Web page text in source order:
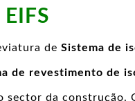
de Sistema de
de revestimento de
sector da construção.